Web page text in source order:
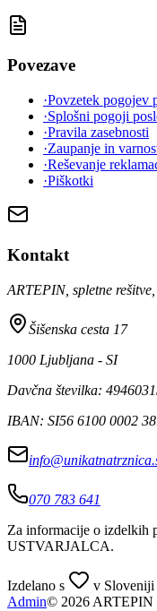
Povezave
·Povzetek pogojev
·Splošni pogoji
·Pravila zasebnosti
·Zaupanje in
·Reševanje
·Piškotki
Kontakt
ARTEPIN, spletne
Šišenska cesta 17
1000 Ljubljana - SI
Davčna številka:
IBAN: SI56 6100 0002
070 783 641
Za informacije o izdelkih
USTVARJALCA.
Izdelano s
v Sloveniji
Admin© 2026 ARTEPIN